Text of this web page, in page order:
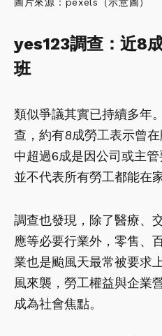
yes123調查：近8
班
類似爭議其實已持續多年
查，約有8成勞工表示曾
中超過6成是因公司或主
並不代表所有勞工都能在
調查也發現，除了醫療、
應等必要行業外，零售、
業也是颱風天最常被要求
風來襲，勞工權益與企業
成為社會焦點。